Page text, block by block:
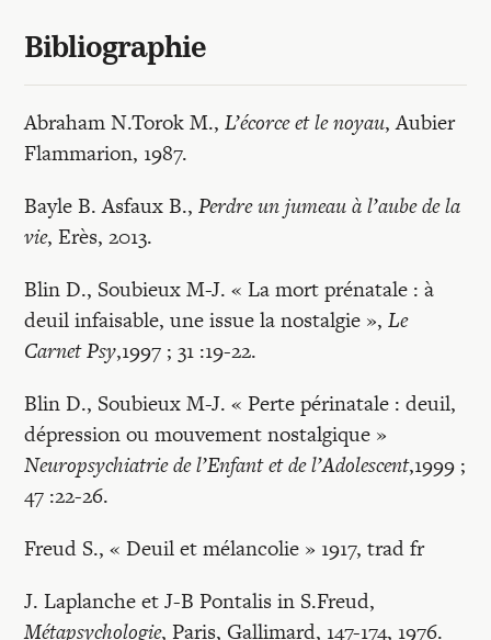
Bibliographie
Abraham N.Torok M.,L’écorce et le noyau, Aubier
Flammarion, 1987.
Bayle B. Asfaux B.,Perdre un jumeau à l’aube de la
vie, Erès, 2013.
Blin D., Soubieux M-J. « La mort prénatale : à
deuil infaisable, une issue la nostalgie »,Le
Carnet Psy,1997 ; 31 :19-22.
Blin D., Soubieux M-J. « Perte périnatale : deuil,
dépression ou mouvement nostalgique »
Neuropsychiatrie de l’Enfant et de l’Adolescent,1999 ;
47 :22-26.
Freud S., « Deuil et mélancolie » 1917, trad fr
J. Laplanche et J-B Pontalis in S.Freud,
Métapsychologie, Paris, Gallimard, 147-174, 1976.